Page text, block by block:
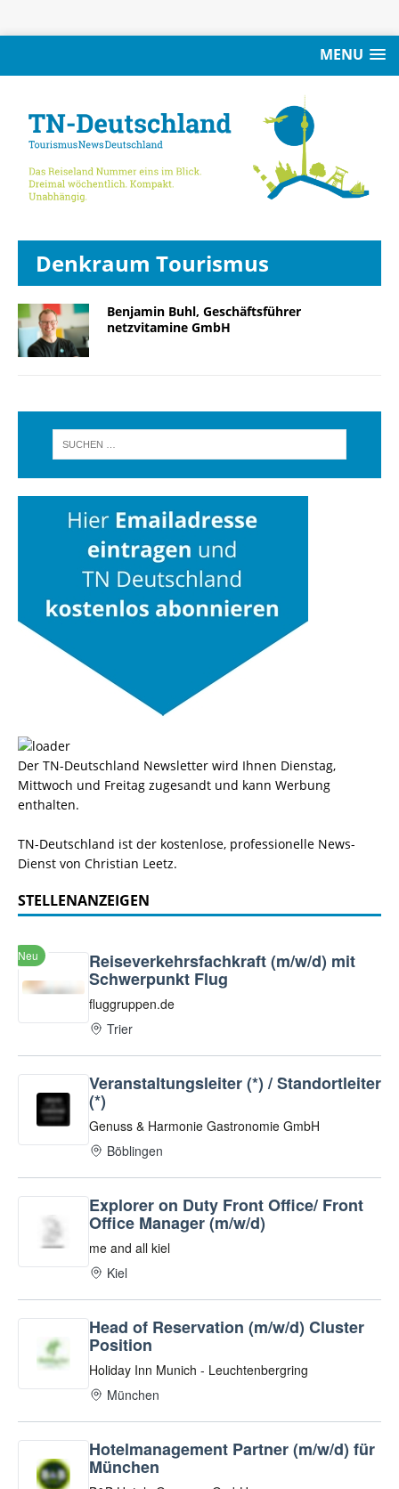
MENU
Denkraum Tourismus
Benjamin Buhl, Geschäftsführer
netzvitamine GmbH
Der TN-Deutschland Newsletter wird Ihnen Dienstag,
Mittwoch und Freitag zugesandt und kann Werbung
enthalten.
TN-Deutschland ist der kostenlose, professionelle News-
Dienst von Christian Leetz.
STELLENANZEIGEN